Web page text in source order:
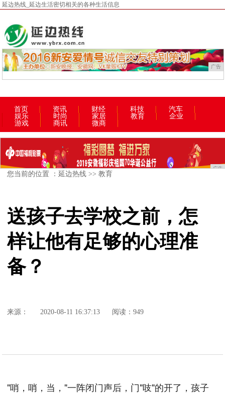
延边热线_延边生活密切相关的各种生活信息
广告
首页 资讯 财经 科技
汽车
娱乐
时尚 家居 教育
企业
游戏
商讯 微商
广告
您当前的位置 ： 延边热线 >>教育
送孩子去学校之前，怎
样让他有足够的心理准
备？
来源： 2020-08-11 16:37:13 阅读：949
"哨，哨，当，"一阵闭门声后，门"吱"的开了，孩子